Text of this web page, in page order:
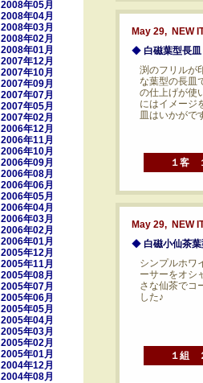
May 29, NEW
◆ 白磁葉型長皿
渕のフリルが
な葉型の長皿
の仕上げが使
にはイメージ
皿はいかがで
１客
May 29, NEW
◆ 白磁小仙茶
シンプルホワ
ーサーをオシ
さな仙茶でコ
した♪
１組
2008年05月
2008年04月
2008年03月
2008年02月
2008年01月
2007年12月
2007年10月
2007年09月
2007年07月
2007年05月
2007年02月
2006年12月
2006年11月
2006年10月
2006年09月
2006年08月
2006年06月
2006年05月
2006年04月
2006年03月
2006年02月
2006年01月
2005年12月
2005年11月
2005年08月
2005年07月
2005年06月
2005年05月
2005年04月
2005年03月
2005年02月
2005年01月
2004年12月
2004年08月